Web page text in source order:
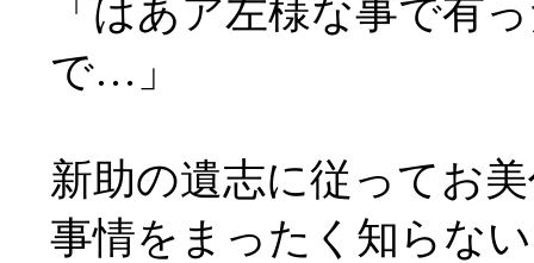
「はあア左様な事で有
で…」
新助の遺志に従ってお
事情をまったく知らな